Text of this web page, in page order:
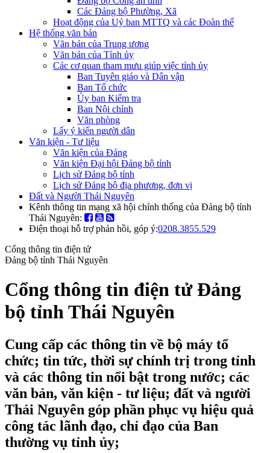
Các Đảng bộ Phường, Xã
Hoạt động của Uỷ ban MTTQ và các Đoàn thể
Hệ thống văn bản
Văn bản của Trung ương
Văn bản của Tỉnh ủy
Các cơ quan tham mưu giúp việc tỉnh ủy
Ban Tuyên giáo và Dân vận
Ban Tổ chức
Ủy ban Kiểm tra
Ban Nội chính
Văn phòng
Lấy ý kiến người dân
Văn kiện - Tư liệu
Văn kiện của Đảng
Văn kiện Đại hội Đảng bộ tỉnh
Lịch sử Đảng bộ tỉnh
Lịch sử Đảng bộ địa phương, đơn vị
Đất và Người Thái Nguyên
Kênh thông tin mạng xã hội chính thống của Đảng bộ tỉnh
Thái Nguyên:
Điện thoại hỗ trợ phản hồi, góp ý:0208.3855.529
Cổng thông tin điện tử
Đảng bộ tỉnh Thái Nguyên
Cổng thông tin điện tử Đảng
bộ tỉnh Thái Nguyên
Cung cấp các thông tin về bộ máy tổ
chức; tin tức, thời sự chính trị trong tỉnh
và các thông tin nổi bật trong nước; các
văn bản, văn kiện - tư liệu; đất và người
Thái Nguyên góp phần phục vụ hiệu quả
công tác lãnh đạo, chỉ đạo của Ban
thường vụ tỉnh ủy;